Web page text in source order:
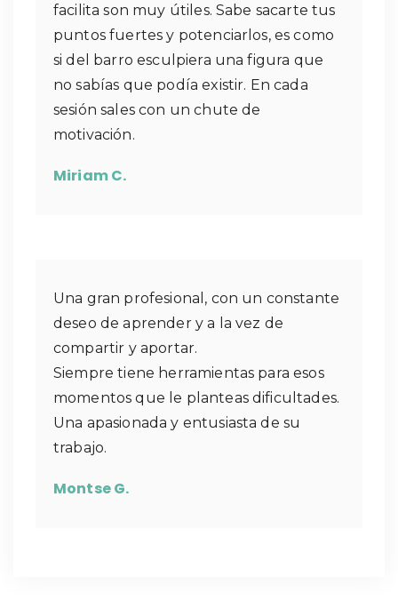
facilita son muy útiles. Sabe sacarte tus
puntos fuertes y potenciarlos, es como
si del barro esculpiera una figura que
no sabías que podía existir. En cada
sesión sales con un chute de
motivación.
Miriam C.
Una gran profesional, con un constante
deseo de aprender y a la vez de
compartir y aportar.
Siempre tiene herramientas para esos
momentos que le planteas dificultades.
Una apasionada y entusiasta de su
trabajo.
Montse G.